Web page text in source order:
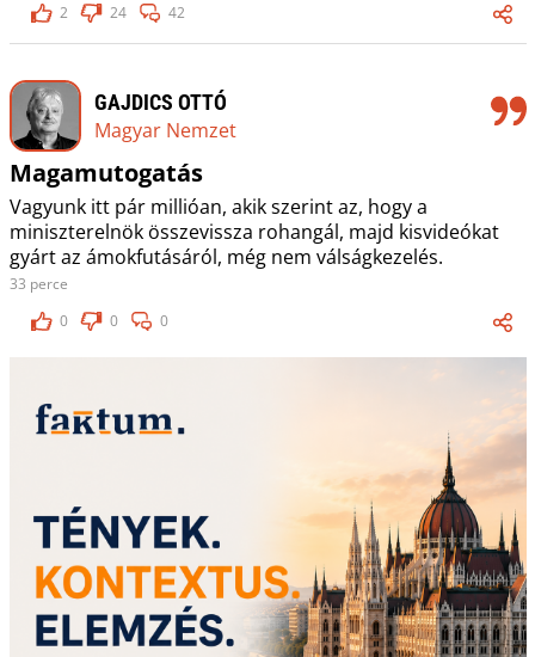
2
24 42
GAJDICS OTTÓ
Magyar Nemzet
Magamutogatás
Vagyunk itt pár millióan, akik szerint az, hogy a
miniszterelnök összevissza rohangál, majd kisvideókat
gyárt az ámokfutásáról, még nem válságkezelés.
33 perce
0
0 0